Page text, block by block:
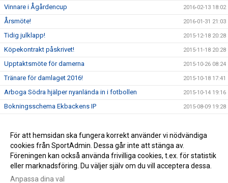
Vinnare i Ågårdencup 2016-02-13 18:02
Årsmöte! 2016-01-31 21:03
Tidig julklapp! 2015-12-18 20:28
Köpekontrakt påskrivet! 2015-11-18 20:28
Upptaktsmöte för damerna 2015-10-26 08:24
Tränare för damlaget 2016! 2015-10-18 17:41
Arboga Södra hjälper nyanlända in i fotbollen 2015-10-14 19:16
Bokningsschema Ekbackens IP 2015-08-09 19:28
Arboga Södra sörjer! 2015-06-21 22:38
Landslagets fotbollsskola 2015 2015-06-18 07:49
För att hemsidan ska fungera korrekt använder vi nödvändiga
cookies från SportAdmin. Dessa går inte att stänga av.
Föreningen kan också använda frivilliga cookies, t.ex. för statistik
eller marknadsföring. Du väljer själv om du vill acceptera dessa.
Anpassa dina val